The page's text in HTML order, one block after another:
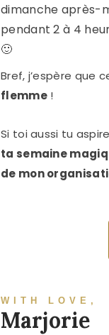
dimanche après-
pendant 2 à 4
🙂
Bref, j’espère que
flemme!
Si toi aussi tu
ta semaine
de mon
WITH LOVE,
Marjorie